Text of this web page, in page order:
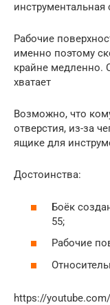
инструментальная
Рабочие
именно поэтому
крайне медленно.
хватает
Возможно, что
отверстия, из-за
ящике для
Достоинства:
Боёк
55;
Рабочие
https://